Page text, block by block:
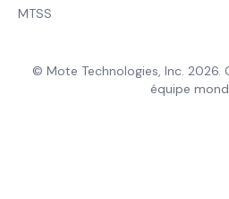
MTSS
© Mote Technologies, Inc. 2026.
équipe